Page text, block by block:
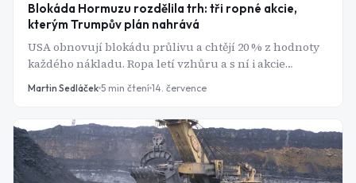
Blokáda Hormuzu rozdělila trh: tři ropné akcie,
kterým Trumpův plán nahrává
USA obnovují blokádu průlivu a chtějí 20 % z hodnoty
každého nákladu. Ropa letí vzhůru a s ní i akcie
ExxonMobil, Chevronu a Occidentalu - komu naopak
Martin Sedláček 5 min čtení 14. července